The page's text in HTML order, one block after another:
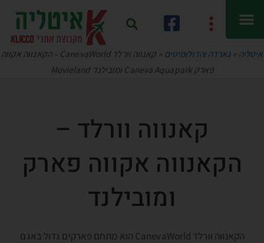
איטליה » גארדה והדולומיטים »
קאנווה וורלד CanevaWorld – הקאנווה אקווה
פארק Caneva Aquapark ומובילנד Movieland
קאנווה וורלד –
הקאנווה אקווה פארק
ומובילנד
הקאנווה וורלד CanevaWorld הוא מתחם פארקים גדול באגם